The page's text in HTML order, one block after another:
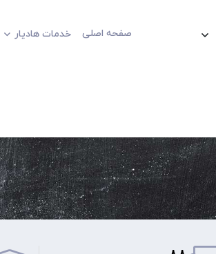
صفحه اصلی خدمات هادیار